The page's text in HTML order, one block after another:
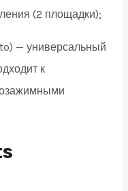
(2 площадки);
— универсальный
к